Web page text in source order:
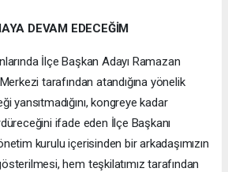
DEVAM EDECEĞİM
İlçe Başkan Adayı Ramazan
tarafından atandığına yönelik
yansıtmadığını, kongreye kadar
ifade eden İlçe Başkanı
kurulu içerisinden bir arkadaşımızın
hem teşkilatımız tarafından